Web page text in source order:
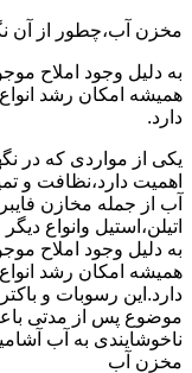
مخزن آب،چطور از آن
به دلیل وجود املاح
همیشه امکان رشد
دارد.
یکی از مواردی که در
اهمیت دارد،نظافت و
آب از جمله مخازن
اتیلن،استیل وانواع
به دلیل وجود املاح
همیشه امکان رشد
دارد.این رسوبات و
موضوع پس از مدتی
ناخوشایندی به آب
مخزن آب